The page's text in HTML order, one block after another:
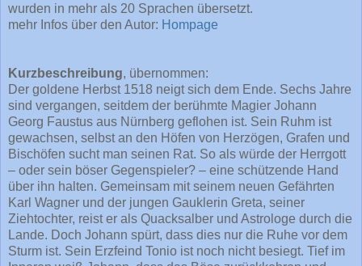
wurden in mehr als 20 Sprachen übersetzt.
mehr Infos über den Autor: Hompage
Kurzbeschreibung, übernommen:
Der goldene Herbst 1518 neigt sich dem Ende. Sechs Jahre
sind vergangen, seitdem der berühmte Magier Johann
Georg Faustus aus Nürnberg geflohen ist. Sein Ruhm ist
gewachsen, selbst an den Höfen von Herzögen, Grafen und
Bischöfen sucht man seinen Rat. So als würde der Herrgott
– oder sein böser Gegenspieler? – eine schützende Hand
über ihn halten. Gemeinsam mit seinem neuen Gefährten
Karl Wagner und der jungen Gauklerin Greta, seiner
Ziehtochter, reist er als Quacksalber und Astrologe durch die
Lande. Doch Johann spürt, dass dies nur die Ruhe vor dem
Sturm ist. Sein Erzfeind Tonio ist noch nicht besiegt. Tief im